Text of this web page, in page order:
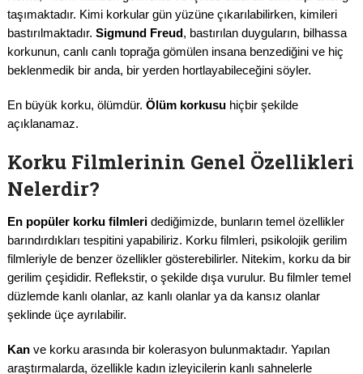
taşımaktadır. Kimi korkular gün yüzüne çıkarılabilirken, kimileri
bastırılmaktadır. Sigmund Freud, bastırılan duyguların, bilhassa
korkunun, canlı canlı toprağa gömülen insana benzediğini ve hiç
beklenmedik bir anda, bir yerden hortlayabileceğini söyler.
En büyük korku, ölümdür. Ölüm korkusuhiçbir şekilde
açıklanamaz.
Korku Filmlerinin Genel Özellikleri
Nelerdir?
En popüler korku filmleri dediğimizde, bunların temel özellikler
barındırdıkları tespitini yapabiliriz. Korku filmleri, psikolojik gerilim
filmleriyle de benzer özellikler gösterebilirler. Nitekim, korku da bir
gerilim çeşididir. Reflekstir, o şekilde dışa vurulur. Bu filmler temel
düzlemde kanlı olanlar, az kanlı olanlar ya da kansız olanlar
şeklinde üçe ayrılabilir.
Kanve korku arasında bir kolerasyon bulunmaktadır. Yapılan
araştırmalarda, özellikle kadın izleyicilerin kanlı sahnelerle